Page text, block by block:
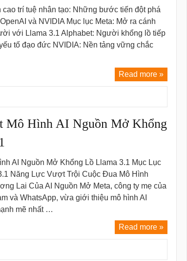
cao trí tuệ nhân tạo: Những bước tiến đột phá
và NVIDIA Mục lục Meta: Mở ra cánh
với Llama 3.1 Alphabet: Người khổng lồ tiếp
tố đạo đức NVIDIA: Nền tảng vững chắc
Read more »
Mô Hình AI Nguồn Mở Khổng
AI Nguồn Mở Khổng Lồ Llama 3.1 Mục Lục
Năng Lực Vượt Trội Cuộc Đua Mô Hình
Lai Của AI Nguồn Mở Meta, công ty mẹ của
và WhatsApp, vừa giới thiệu mô hình AI
mẽ nhất …
Read more »